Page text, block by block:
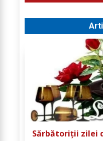
Sărbătoriții zilei